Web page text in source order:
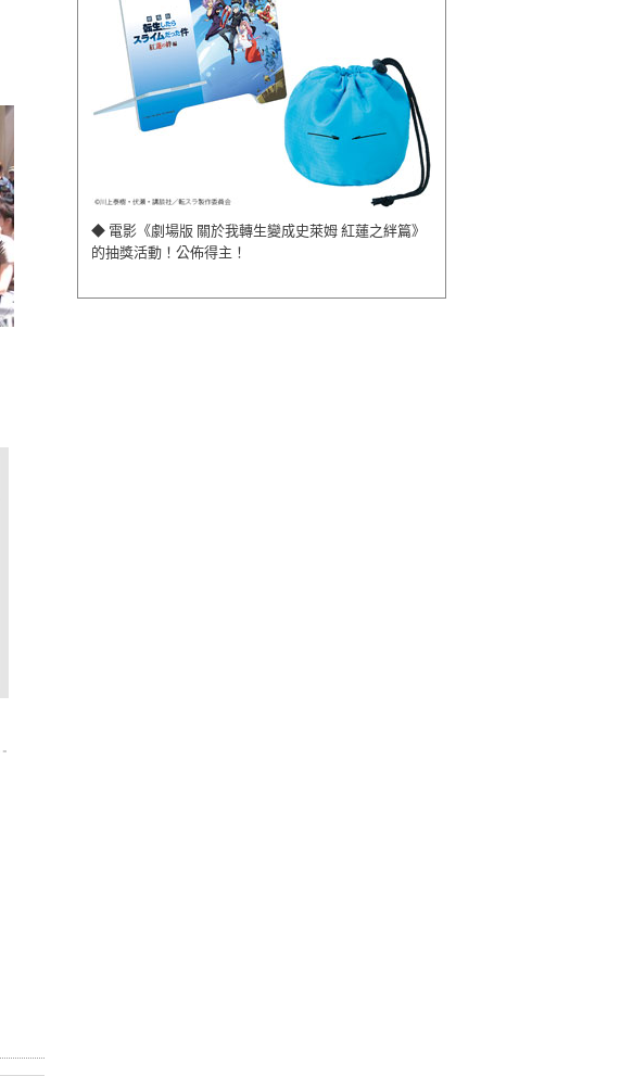
◆ 電影《劇場版 關於我轉生變成史萊姆 紅蓮之絆篇》
的抽獎活動！公佈得主！